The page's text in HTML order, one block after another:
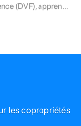
(DVF), apprenez
les copropriétés